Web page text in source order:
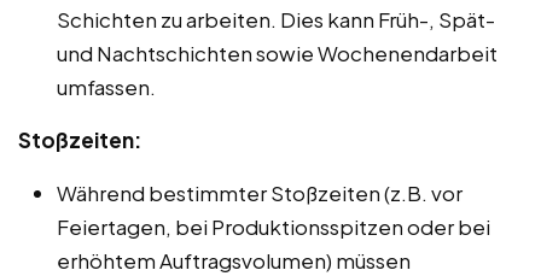
Schichten zu arbeiten. Dies kann Früh-, Spät-
und Nachtschichten sowie Wochenendarbeit
umfassen.
Stoßzeiten:
Während bestimmter Stoßzeiten (z.B. vor
Feiertagen, bei Produktionsspitzen oder bei
erhöhtem Auftragsvolumen) müssen